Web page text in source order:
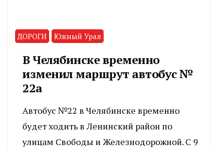
ДОРОГИ Южный Урал
В Челябинске временно
изменил маршрут автобус №
22а
Автобус №22 в Челябинске временно
будет ходить в Ленинский район по
улицам Свободы и Железнодорожной. С 9